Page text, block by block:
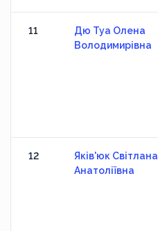
11
Дю Туа Олена
Володимирівна
12
Яків'юк Світлана
Анатоліївна